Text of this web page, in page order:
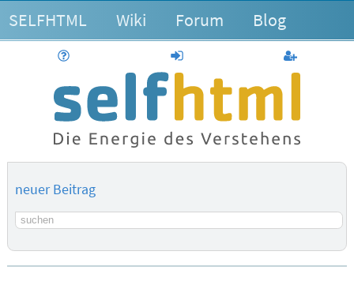
SELFHTML Wiki Forum Blog
anmelden
neuer Beitrag
Suchbegriff